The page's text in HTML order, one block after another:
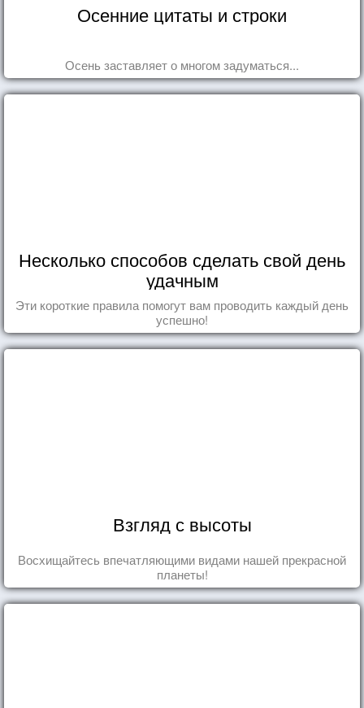
Осенние цитаты и строки
Осень заставляет о многом задуматься...
Несколько способов сделать свой день
удачным
Эти короткие правила помогут вам проводить каждый день
успешно!
Взгляд с высоты
Восхищайтесь впечатляющими видами нашей прекрасной
планеты!